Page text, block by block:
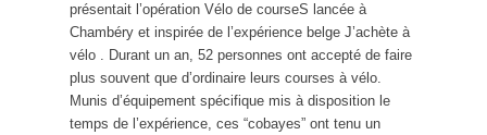
présentait l’opération Vélo de courseS lancée à
Chambéry et inspirée de l’expérience belge J’achète à
vélo . Durant un an, 52 personnes ont accepté de faire
plus souvent que d’ordinaire leurs courses à vélo.
Munis d’équipement spécifique mis à disposition le
temps de l’expérience, ces “cobayes” ont tenu un